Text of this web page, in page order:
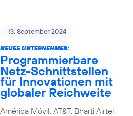
13. September 2024
NEUES UNTERNEHMEN:
Programmierbare
Netz-Schnittstellen
für Innovationen mit
globaler Reichweite
América Móvil, AT&T, Bharti Airtel,